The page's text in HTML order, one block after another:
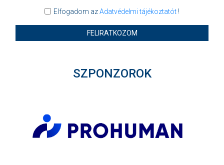
Elfogadom azAdatvédelmi tájékoztatót!
FELIRATKOZOM
SZPONZOROK